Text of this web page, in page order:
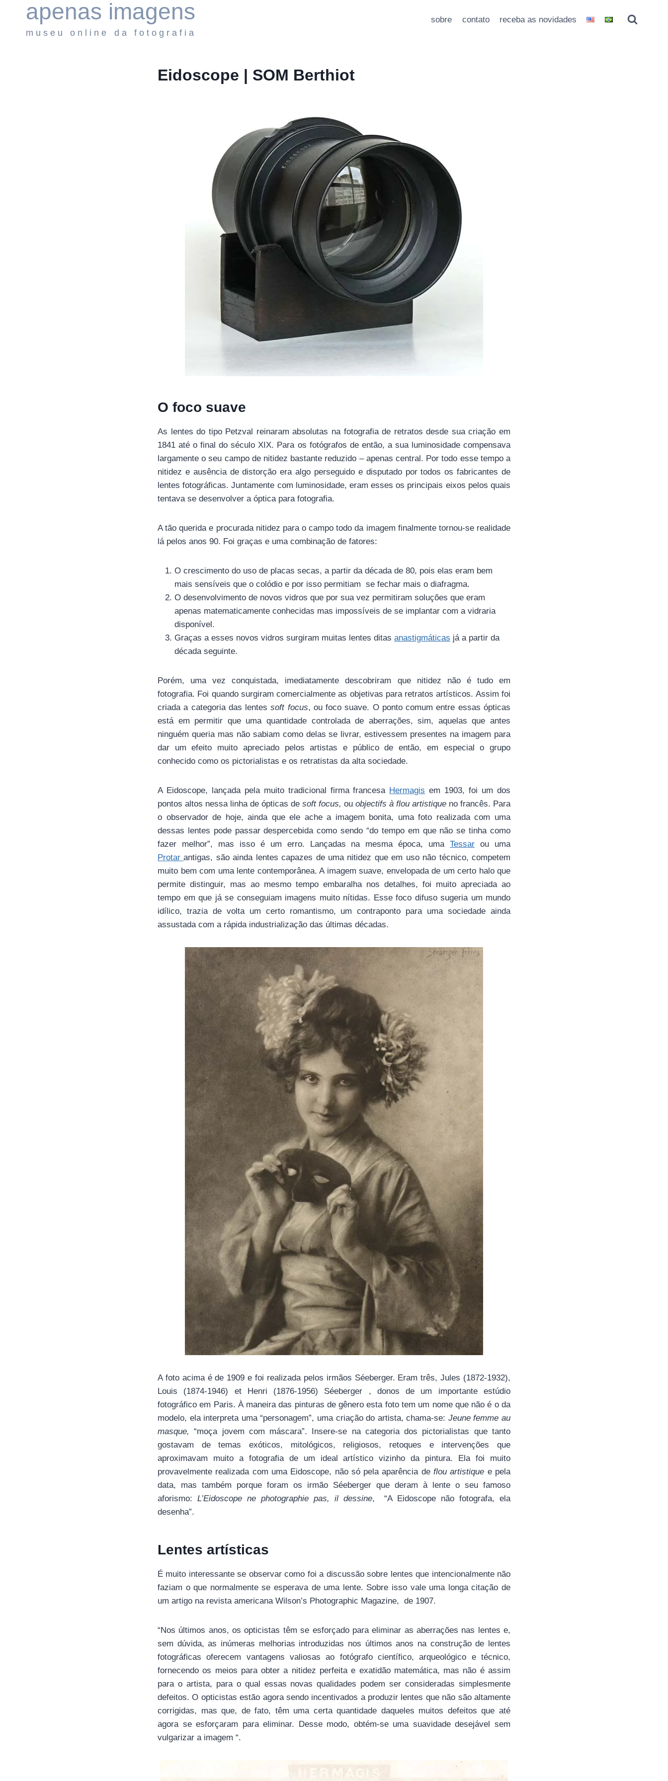
apenas imagens
museu online da fotografia
sobre contato receba as novidades
Eidoscope | SOM Berthiot
O foco suave
As lentes do tipo Petzval reinaram absolutas na fotografia de retratos desde sua criação em
1841 até o final do século XIX. Para os fotógrafos de então, a sua luminosidade compensava
largamente o seu campo de nitidez bastante reduzido – apenas central. Por todo esse tempo a
nitidez e ausência de distorção era algo perseguido e disputado por todos os fabricantes de
lentes fotográficas. Juntamente com luminosidade, eram esses os principais eixos pelos quais
tentava se desenvolver a óptica para fotografia.
A tão querida e procurada nitidez para o campo todo da imagem finalmente tornou-se realidade
lá pelos anos 90. Foi graças e uma combinação de fatores:
O crescimento do uso de placas secas, a partir da década de 80, pois elas eram bem
mais sensíveis que o colódio e por isso permitiam se fechar mais o diafragma.
O desenvolvimento de novos vidros que por sua vez permitiram soluções que eram
apenas matematicamente conhecidas mas impossíveis de se implantar com a vidraria
disponível.
Graças a esses novos vidros surgiram muitas lentes ditas anastigmáticas já a partir da
década seguinte.
Porém, uma vez conquistada, imediatamente descobriram que nitidez não é tudo em
fotografia. Foi quando surgiram comercialmente as objetivas para retratos artísticos. Assim foi
criada a categoria das lentessoft focus, ou foco suave. O ponto comum entre essas ópticas
está em permitir que uma quantidade controlada de aberrações, sim, aquelas que antes
ninguém queria mas não sabiam como delas se livrar, estivessem presentes na imagem para
dar um efeito muito apreciado pelos artistas e público de então, em especial o grupo
conhecido como os pictorialistas e os retratistas da alta sociedade.
A Eidoscope, lançada pela muito tradicional firma francesa Hermagis em 1903, foi um dos
pontos altos nessa linha de ópticas de soft focus, ou objectifs à flou artistique no francês. Para
o observador de hoje, ainda que ele ache a imagem bonita, uma foto realizada com uma
dessas lentes pode passar despercebida como sendo “do tempo em que não se tinha como
fazer melhor”, mas isso é um erro. Lançadas na mesma época, umaTessar ou uma
Protarantigas, são ainda lentes capazes de uma nitidez que em uso não técnico, competem
muito bem com uma lente contemporânea. A imagem suave, envelopada de um certo halo que
permite distinguir, mas ao mesmo tempo embaralha nos detalhes, foi muito apreciada ao
tempo em que já se conseguiam imagens muito nítidas. Esse foco difuso sugeria um mundo
idílico, trazia de volta um certo romantismo, um contraponto para uma sociedade ainda
assustada com a rápida industrialização das últimas décadas.
A foto acima é de 1909 e foi realizada pelos irmãos Séeberger. Eram três, Jules (1872-1932),
Louis (1874-1946) et Henri (1876-1956) Séeberger , donos de um importante estúdio
fotográfico em Paris. À maneira das pinturas de gênero esta foto tem um nome que não é o da
modelo, ela interpreta uma “personagem”, uma criação do artista, chama-se: Jeune femme au
masque, “moça jovem com máscara”. Insere-se na categoria dos pictorialistas que tanto
gostavam de temas exóticos, mitológicos, religiosos, retoques e intervenções que
aproximavam muito a fotografia de um ideal artístico vizinho da pintura. Ela foi muito
provavelmente realizada com uma Eidoscope, não só pela aparência deflou artistique e pela
data, mas também porque foram os irmão Séeberger que deram à lente o seu famoso
aforismo: L’Eidoscope ne photographie pas, il dessine, “A Eidoscope não fotografa, ela
desenha”.
Lentes artísticas
É muito interessante se observar como foi a discussão sobre lentes que intencionalmente não
faziam o que normalmente se esperava de uma lente. Sobre isso vale uma longa citação de
um artigo na revista americana Wilson’s Photographic Magazine, de 1907.
“Nos últimos anos, os opticistas têm se esforçado para eliminar as aberrações nas lentes e,
sem dúvida, as inúmeras melhorias introduzidas nos últimos anos na construção de lentes
fotográficas oferecem vantagens valiosas ao fotógrafo científico, arqueológico e técnico,
fornecendo os meios para obter a nitidez perfeita e exatidão matemática, mas não é assim
para o artista, para o qual essas novas qualidades podem ser consideradas simplesmente
defeitos. O opticistas estão agora sendo incentivados a produzir lentes que não são altamente
corrigidas, mas que, de fato, têm uma certa quantidade daqueles muitos defeitos que até
agora se esforçaram para eliminar. Desse modo, obtém-se uma suavidade desejável sem
vulgarizar a imagem “.